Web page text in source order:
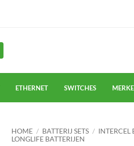
ETHERNET SWITCHES
HOME / BATTERIJ SETS / INTERCEL
LONGLIFE BATTERIJEN